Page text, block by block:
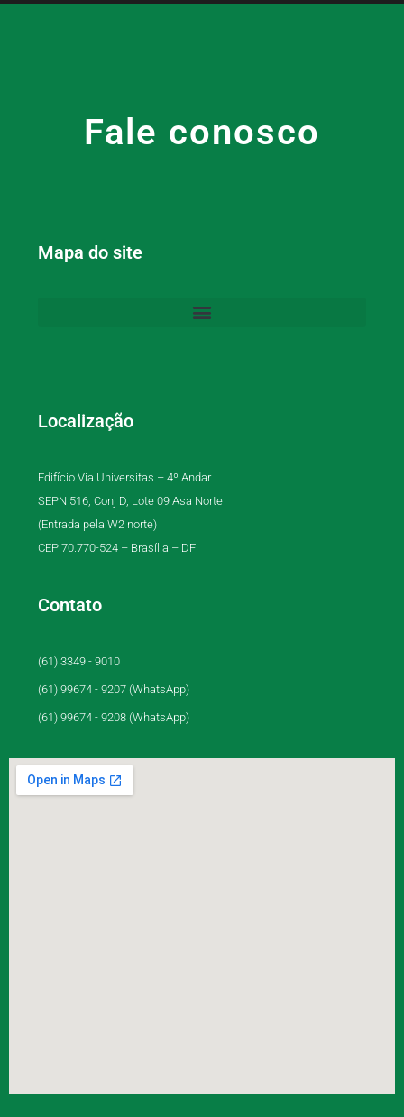
Fale conosco
Mapa do site
Localização
Edifício Via Universitas – 4º Andar
SEPN 516, Conj D, Lote 09 Asa Norte
(Entrada pela W2 norte)
CEP 70.770-524 – Brasília – DF
Contato
(61) 3349 - 9010
(61) 99674 - 9207 (WhatsApp)
(61) 99674 - 9208 (WhatsApp)